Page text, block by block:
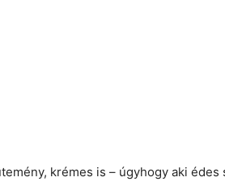
krémes is – úgyhogy aki